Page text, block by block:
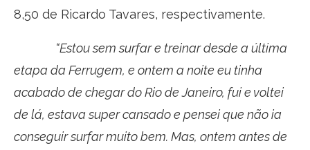
8,50 de Ricardo Tavares, respectivamente.
“Estou sem surfar e treinar desde a última
etapa da Ferrugem, e ontem a noite eu tinha
acabado de chegar do Rio de Janeiro, fui e voltei
de lá, estava super cansado e pensei que não ia
conseguir surfar muito bem. Mas, ontem antes de